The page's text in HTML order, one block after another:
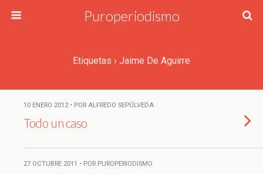
Puroperiodismo
Etiquetas › Jaime De Aguirre
10 ENERO 2012 • POR ALFREDO SEPÚLVEDA
Todo un caso
27 OCTUBRE 2011 • POR PUROPERIODISMO